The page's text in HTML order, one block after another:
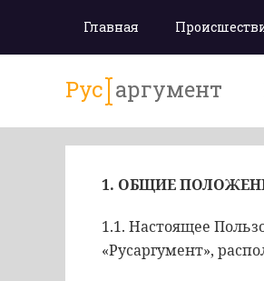
Главная
Рус аргумент
1. ОБЩИЕ
1.1. Настоящее
«Русаргумент»,